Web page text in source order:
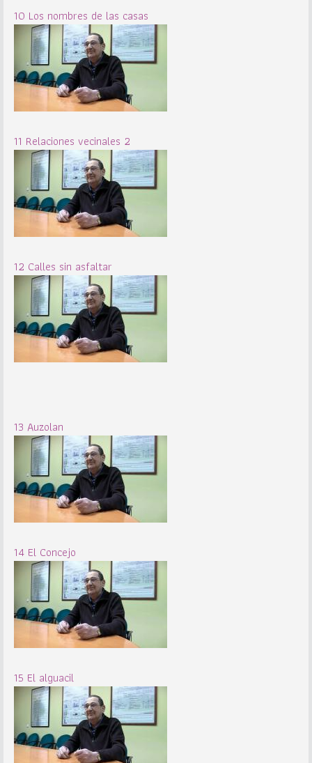
10 Los nombres de las casas
11 Relaciones vecinales 2
12 Calles sin asfaltar
13 Auzolan
14 El Concejo
15 El alguacil